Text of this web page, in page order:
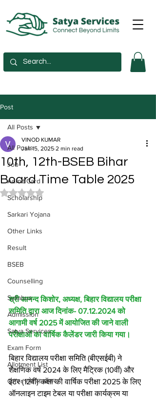
Post
All Posts
Job
Admit Card
Scholarship
Sarkari Yojana
Other Links
Result
BSEB
Counselling
Syllabus
Admission
Satya Services
Exam Form
Allotment List
Offer स्पेशल ऑफर
All Posts
10th, 12th-BSEB Bihar
Board Time Table 2025
VINOD KUMAR
Jan 15, 2025 2 min read
Rated NaN out of 5 stars.
श्री आनन्द किशोर, अध्यक्ष, बिहार विद्यालय परीक्षा
समिति द्वारा आज दिनांक- 07.12.2024 को
आगामी वर्ष 2025 में आयोजित की जाने वाली
परीक्षाओं का वार्षिक कैलेंडर जारी किया गया।
बिहार विद्यालय परीक्षा समिति (बीएसईबी) ने
शैक्षणिक वर्ष 2024 के लिए मैट्रिक (10वीं) और
इंटर (12वीं) कक्षा की वार्षिक परीक्षा 2025 के लिए
ऑनलाइन टाइम टेबल या परीक्षा कार्यक्रम या